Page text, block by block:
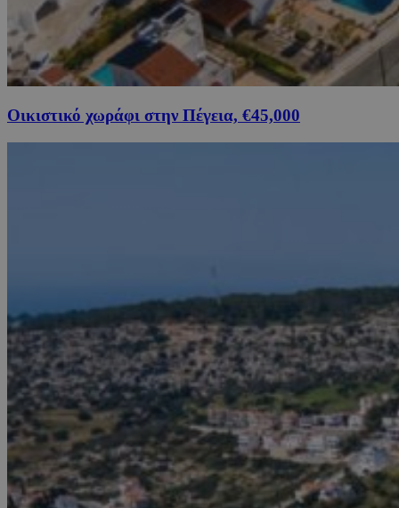
Οικιστικό χωράφι στην Πέγεια, €45,000